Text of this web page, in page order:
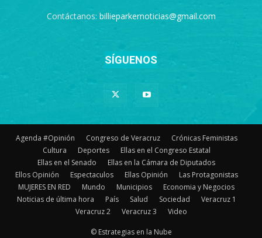
Contáctanos: billieparkernoticias@gmail.com
SÍGUENOS
Agenda #Opinión Congreso de Veracruz
Crónicas Feministas
Cultura
Deportes
Ellas en el Congreso Estatal
Ellas en el Senado
Ellas en la Cámara de Diputados
Ellos Opinión
Espectaculos Ellas Opinión
Las Protagonistas
MUJERES EN RED
Mundo Municipios
Economia y Negocios
Noticias de última hora
País Salud Sociedad
Veracruz 1
Veracruz 2
Veracruz 3 Video
© Estrategias en la Nube